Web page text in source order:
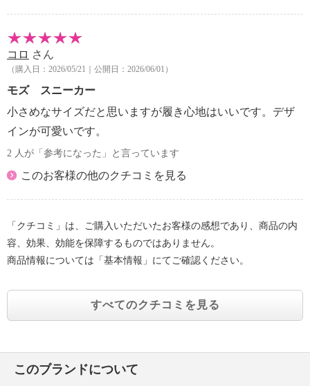
コロ さん
（購入日：2026/05/21｜公開日：2026/06/01）
モズ スニーカー
小さめなサイズだと思いますが履き心地はいいです。デザ
インが可愛いです。
2 人が「参考になった」と言っています
このお客様の他のクチコミを見る
「クチコミ」は、ご購入いただいたお客様の感想であり、商品の内
容、効果、効能を保障するものではありません。
商品情報については「基本情報」にてご確認ください。
すべてのクチコミを見る
このブランドについて